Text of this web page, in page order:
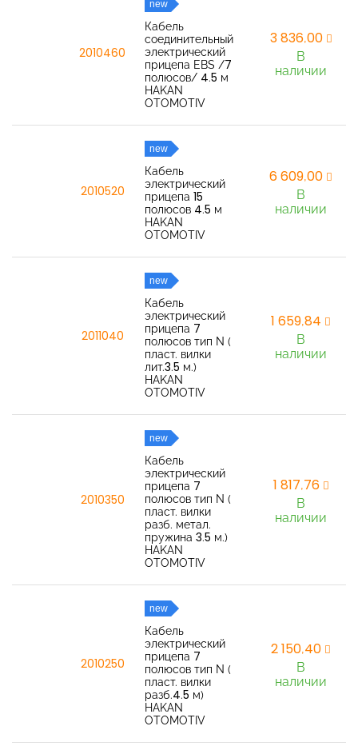
2010460
new
Кабель
соединительный
электрический
прицепа EBS /7
полюсов/ 4.5 м
HAKAN
OTOMOTIV
3 836,00
В
наличии
2010520
new
Кабель
электрический
прицепа 15
полюсов 4.5 м
HAKAN
OTOMOTIV
6 609,00
В
наличии
2011040
new
Кабель
электрический
прицепа 7
полюсов тип N (
пласт. вилки
лит.3.5 м.)
HAKAN
OTOMOTIV
1 659,84
В
наличии
2010350
new
Кабель
электрический
прицепа 7
полюсов тип N (
пласт. вилки
разб. метал.
пружина 3.5 м.)
HAKAN
OTOMOTIV
1 817,76
В
наличии
2010250
new
Кабель
электрический
прицепа 7
полюсов тип N (
пласт. вилки
разб.4.5 м)
HAKAN
OTOMOTIV
2 150,40
В
наличии